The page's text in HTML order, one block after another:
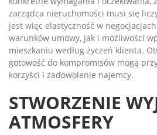
zarządca nieruchomości musi się
jest więc elastyczność w
warunków umowy, jak i możliwości
mieszkaniu według życzeń klienta.
gotowość do kompromisów mogą
korzyści i zadowolenie najemcy.
STWORZENIE
ATMOSFERY